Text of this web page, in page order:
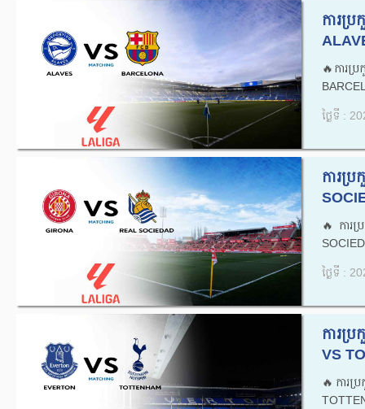
ការប្
🔥ការប្
ថ្ងៃទី :
ការប្
🔥ការ
ថ្ងៃទី :
ការប្
VS
🔥ការប្